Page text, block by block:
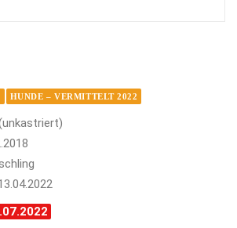
HUNDE – VERMITTELT 2022